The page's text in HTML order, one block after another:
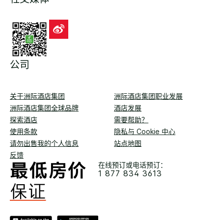
公司
关于洲际酒店集团
洲际酒店集团职业发展
洲际酒店集团全球品牌
酒店发展
探索酒店
需要帮助？
使用条款
隐私与 Cookie 中心
请勿出售我的个人信息
站点地图
反馈
在线预订或电话预订：
1 877 834 3613